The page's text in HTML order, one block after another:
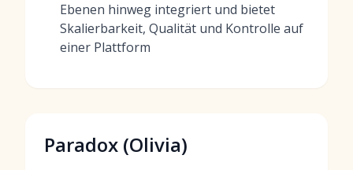
Ebenen hinweg integriert und bietet
Skalierbarkeit, Qualität und Kontrolle auf
einer Plattform
Paradox (Olivia)